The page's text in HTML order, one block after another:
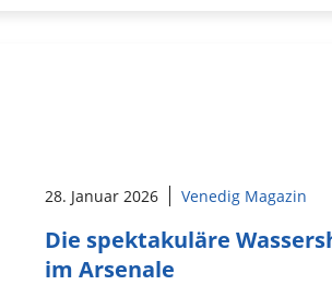
28. Januar 2026 Venedig Magazin
Die spektakuläre
im Arsenale